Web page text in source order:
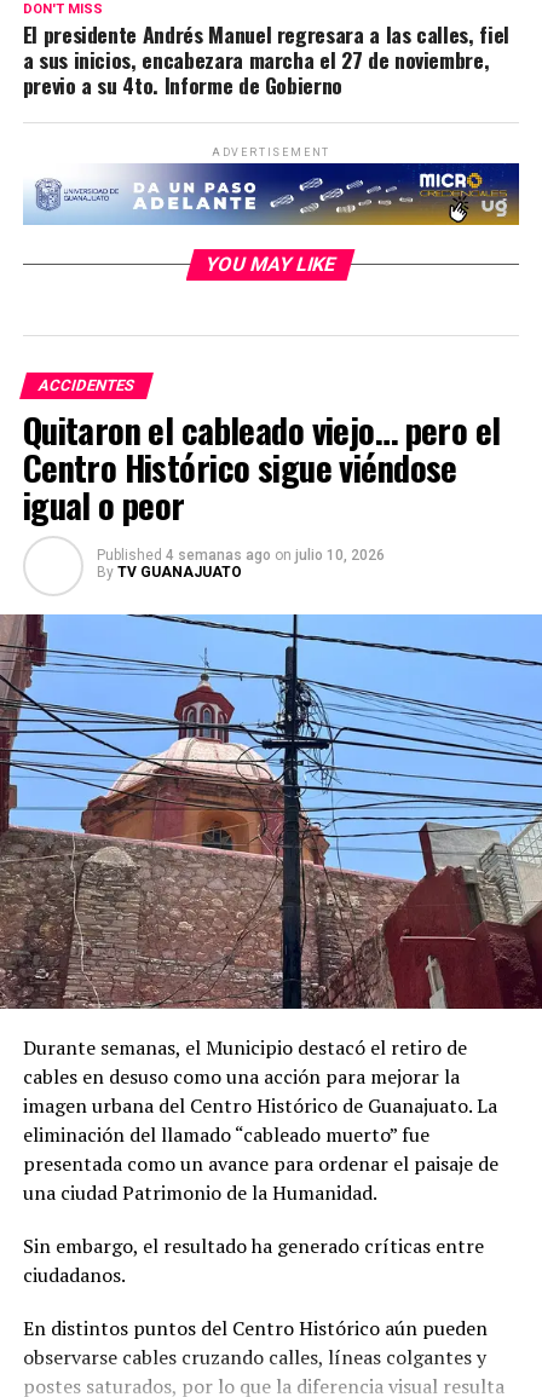
DON'T MISS
El presidente Andrés Manuel regresara a las calles, fiel
a sus inicios, encabezara marcha el 27 de noviembre,
previo a su 4to. Informe de Gobierno
ADVERTISEMENT
YOU MAY LIKE
ACCIDENTES
Quitaron el cableado viejo… pero el
Centro Histórico sigue viéndose
igual o peor
Published 4 semanas ago on julio 10, 2026
By TV GUANAJUATO
Durante semanas, el Municipio destacó el retiro de
cables en desuso como una acción para mejorar la
imagen urbana del Centro Histórico de Guanajuato. La
eliminación del llamado “cableado muerto” fue
presentada como un avance para ordenar el paisaje de
una ciudad Patrimonio de la Humanidad.
Sin embargo, el resultado ha generado críticas entre
ciudadanos.
En distintos puntos del Centro Histórico aún pueden
observarse cables cruzando calles, líneas colgantes y
postes saturados, por lo que la diferencia visual resulta